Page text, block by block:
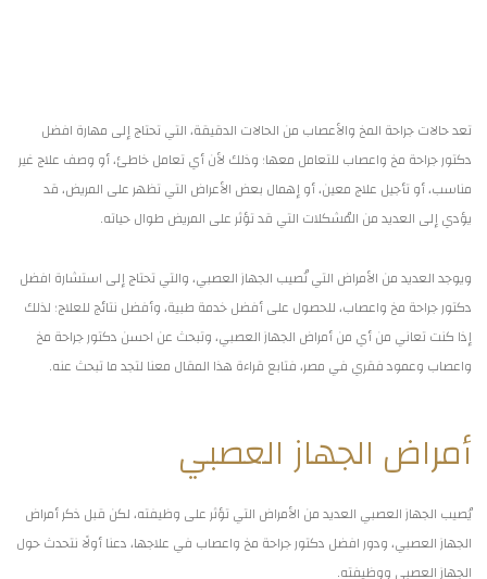
تعد حالات جراحة المخ والأعصاب من الحالات الدقيقة، التي تحتاج إلى مهارة افضل
دكتور جراحة مخ واعصاب للتعامل معها؛ وذلك لأن أي تعامل خاطئ، أو وصف علاج غير
مناسب، أو تأجيل علاج معين، أو إهمال بعض الأعراض التي تظهر على المريض، قد
يؤدي إلى العديد من المُشكلات التي قد تؤثر على المريض طوال حياته.
ويوجد العديد من الأمراض التي تُصيب الجهاز العصبي، والتي تحتاج إلى استشارة افضل
دكتور جراحة مخ واعصاب، للحصول على أفضل خدمة طبية، وأفضل نتائج للعلاج؛ لذلك
إذا كنت تعاني من أي من أمراض الجهاز العصبي، وتبحث عن احسن دكتور جراحة مخ
واعصاب وعمود فقري في مصر، فتابع قراءة هذا المقال معنا لتجد ما تبحث عنه.
أمراض الجهاز العصبي
يُصيب الجهاز العصبي العديد من الأمراض التي تؤثر على وظيفته، لكن قبل ذكر أمراض
الجهاز العصبي، ودور افضل دكتور جراحة مخ واعصاب في علاجها، دعنا أولًا نتحدث حول
الجهاز العصبي ووظيفته.